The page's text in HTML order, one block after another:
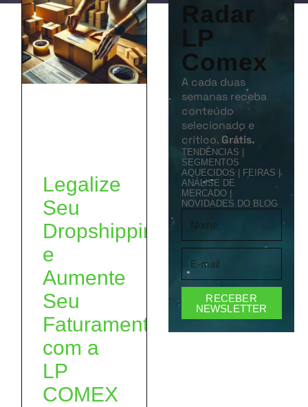
Legalize
Seu
Dropshipping
e
Aumente
Seu
Faturamento
com a
LP
COMEX
Radar
LP
Comex
A cada duas
semanas receba
conteúdo
selecionado e
crítico. Grátis.
TENDÊNCIAS |
SEGMENTOS
AQUECIDOS | FEIRAS |
ANÁLISE DE
MERCADO |
NOVIDADES DO BLOG
RECEBER
NEWSLETTER